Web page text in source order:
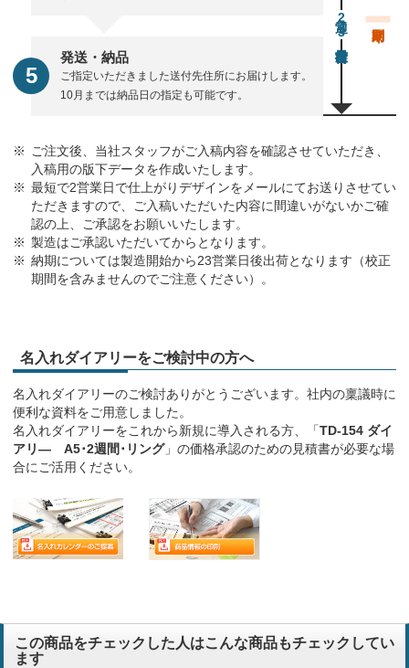
発送・納品
ご指定いただきました送付先住所にお届けします。
10月までは納品日の指定も可能です。
通常23営業日後出荷
ご注文後、当社スタッフがご入稿内容を確認させていただき、
入稿用の版下データを作成いたします。
最短で2営業日で仕上がりデザインをメールにてお送りさせてい
ただきますので、ご入稿いただいた内容に間違いがないかご確
認の上、ご承認をお願いいたします。
製造はご承認いただいてからとなります。
納期については製造開始から23営業日後出荷となります（校正
期間を含みませんのでご注意ください）。
名入れダイアリーをご検討中の方へ
名入れダイアリーのご検討ありがとうございます。社内の稟議時に
便利な資料をご用意しました。
名入れダイアリーをこれから新規に導入される方、「TD-154 ダイ
アリ― A5･2週間･リング」の価格承認のための見積書が必要な場
合にご活用ください。
この商品をチェックした人はこんな商品もチェックしてい
ます